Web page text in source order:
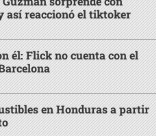
así reaccionó el tiktoker
él: Flick no cuenta con el
en Honduras a partir